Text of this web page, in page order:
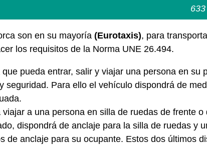
son en su mayoría (Eurotaxis), para
los requisitos de la Norma UNE 26.494.
pueda entrar, salir y viajar una persona en su
seguridad. Para ello el vehículo dispondrá de
a una persona en silla de ruedas de frente o
dispondrá de anclaje para la silla de ruedas y
de anclaje para su ocupante. Estos dos últimos